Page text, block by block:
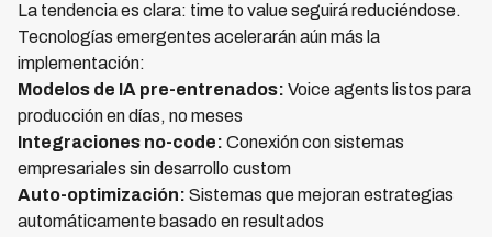
La tendencia es clara: time to value seguirá reduciéndose.
Tecnologías emergentes acelerarán aún más la
implementación:
Modelos de IA pre-entrenados: Voice agents listos para
producción en días, no meses
Integraciones no-code: Conexión con sistemas
empresariales sin desarrollo custom
Auto-optimización: Sistemas que mejoran estrategias
automáticamente basado en resultados